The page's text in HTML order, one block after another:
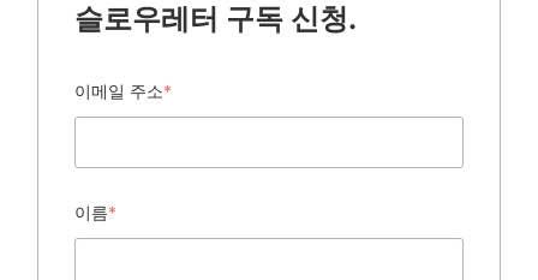
슬로우레터 구독 신청.
이메일 주소*
이름*